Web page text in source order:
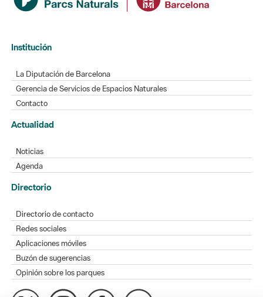
Institución
La Diputación de Barcelona
Gerencia de Servicios de Espacios Naturales
Contacto
Actualidad
Noticias
Agenda
Directorio
Directorio de contacto
Redes sociales
Aplicaciones móviles
Buzón de sugerencias
Opinión sobre los parques